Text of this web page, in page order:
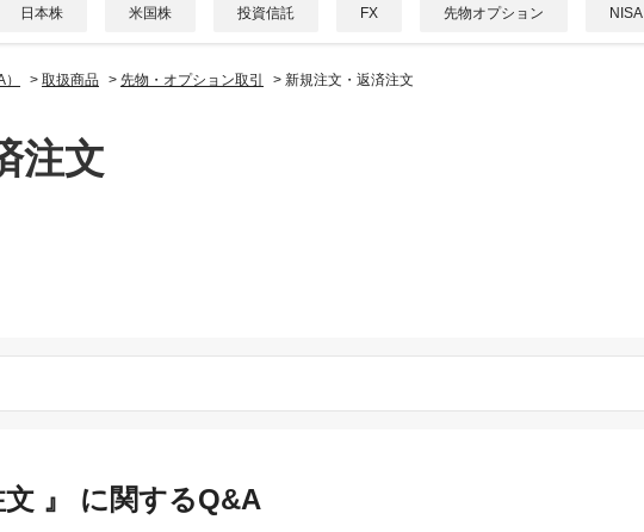
日本株 米国株 投資信託 FX 先物オプション NISA
> 取扱商品 > 先物・オプション取引 > 新規注文・返済注文
注文
文 』 に関するQ&A